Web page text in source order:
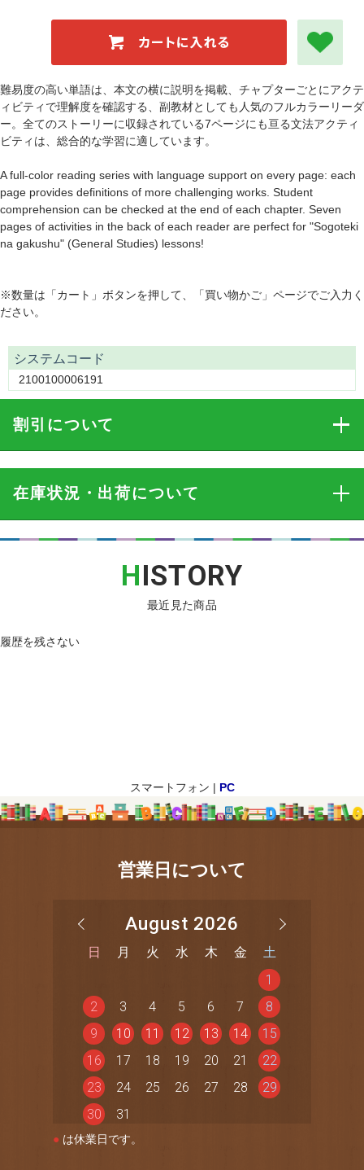
難易度の高い単語は、本文の横に説明を掲載、チャプターごとにアクテ
ィビティで理解度を確認する、副教材としても人気のフルカラーリーダ
ー。全てのストーリーに収録されている7ページにも亘る文法アクティ
ビティは、総合的な学習に適しています。
A full-color reading series with language support on every page: each
page provides definitions of more challenging works. Student
comprehension can be checked at the end of each chapter. Seven
pages of activities in the back of each reader are perfect for "Sogoteki
na gakushu" (General Studies) lessons!
※数量は「カート」ボタンを押して、「買い物かご」ページでご入力く
ださい。
システムコード
2100100006191
割引 について
在庫状況・出荷について
HISTORY
最近見た商品
履歴を残さない
スマートフォン | PC
営業日について
August 2026
日 月 火 水 木 金
土
1
2
3 4 5 6 7
8
9
10 11 12 13 14
15
16
17 18 19 20 21
22
23
24 25 26 27 28
29
30
31
● は休業日です。